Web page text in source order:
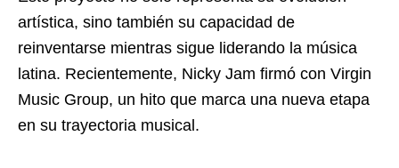
artística, sino también su capacidad de
reinventarse mientras sigue liderando la música
latina. Recientemente, Nicky Jam firmó con Virgin
Music Group, un hito que marca una nueva etapa
en su trayectoria musical.